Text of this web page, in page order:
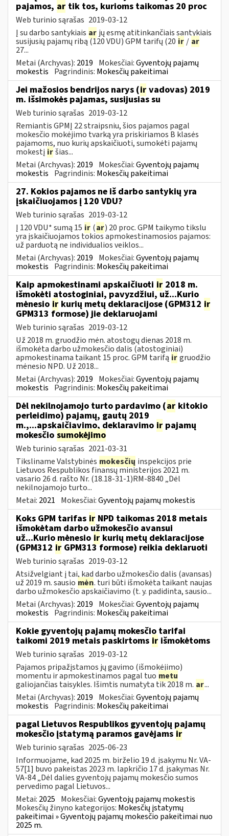
pajamos, ar tik tos, kurioms taikomas 20 proc
Web turinio sąrašas 2019-03-12
Į su darbo santykiais ar jų esmę atitinkančiais santykiais
susijusių pajamų ribą (120 VDU) GPM tarifų (20 ir / ar
27...
Metai (Archyvas): 2019 Mokesčiai:Gyventojų pajamų
mokestis Pagrindinis: Mokesčių pakeitimai
Jei mažosios bendrijos narys (ir vadovas) 2019
m. išsimokės pajamas, susijusias su
Web turinio sąrašas 2019-03-12
Remiantis GPMĮ 22 straipsniu, šios pajamos pagal
mokesčio mokėjimo tvarką yra priskiriamos B klasės
pajamoms, nuo kurių apskaičiuoti, sumokėti pajamų
mokestį iršias...
Metai (Archyvas): 2019 Mokesčiai:Gyventojų pajamų
mokestis Pagrindinis: Mokesčių pakeitimai
27. Kokios pajamos ne iš darbo santykių yra
įskaičiuojamos į 120 VDU?
Web turinio sąrašas 2019-03-12
Į 120 VDU* sumą 15 ir (ar) 20 proc. GPM taikymo tikslu
yra įskaičiuojamos tokios apmokestinamosios pajamos:
už parduotą ne individualios veiklos...
Metai (Archyvas): 2019 Mokesčiai:Gyventojų pajamų
mokestis Pagrindinis: Mokesčių pakeitimai
Kaip apmokestinami apskaičiuoti ir 2018 m.
išmokėti atostoginiai, pavyzdžiui, už...Kurio
mėnesio ir kurių metų deklaracijose (GPM312 ir
GPM313 formose) jie deklaruojami
Web turinio sąrašas 2019-03-12
Už 2018 m. gruodžio mėn. atostogų dienas 2018 m.
išmokėta darbo užmokesčio dalis (atostoginiai)
apmokestinama taikant 15 proc. GPM tarifą irgruodžio
mėnesio NPD. Už 2018...
Metai (Archyvas): 2019 Mokesčiai:Gyventojų pajamų
mokestis Pagrindinis: Mokesčių pakeitimai
Dėl nekilnojamojo turto pardavimo (ar kitokio
perleidimo) pajamų, gautų 2019
m.,...apskaičiavimo, deklaravimo ir pajamų
mokesčio sumokėjimo
Web turinio sąrašas 2021-03-31
Tiksliname Valstybinės mokesčių inspekcijos prie
Lietuvos Respublikos finansų ministerijos 2021 m.
vasario 26 d. rašto Nr. (18.18-31-1)RM-8840 „Dėl
nekilnojamojo turto...
Metai: 2021 Mokesčiai:Gyventojų pajamų mokestis
Koks GPM tarifas ir NPD taikomas 2018 metais
išmokėtam darbo užmokesčio avansui
už...Kurio mėnesio ir kurių metų deklaracijose
(GPM312 ir GPM313 formose) reikia deklaruoti
Web turinio sąrašas 2019-03-12
Atsižvelgiant į tai, kad darbo užmokesčio dalis (avansas)
už 2019 m. sausio mėn. turi būti išmokėta taikant naujas
darbo užmokesčio apskaičiavimo (t. y. padidinta, sausio...
Metai (Archyvas): 2019 Mokesčiai:Gyventojų pajamų
mokestis Pagrindinis: Mokesčių pakeitimai
Kokie gyventojų pajamų mokesčio tarifai
taikomi 2019 metais paskirtoms ir išmokėtoms
Web turinio sąrašas 2019-03-12
Pajamos pripažįstamos jų gavimo (išmokėjimo)
momentu ir apmokestinamos pagal tuo metu
galiojančias taisykles. Išimtis numatyta tik 2018 m. ar...
Metai (Archyvas): 2019 Mokesčiai:Gyventojų pajamų
mokestis Pagrindinis: Mokesčių pakeitimai
pagal Lietuvos Respublikos gyventojų pajamų
mokesčio įstatymą paramos gavėjams ir
Web turinio sąrašas 2025-06-23
Informuojame, kad 2025 m. birželio 19 d. įsakymu Nr. VA-
57[1] buvo pakeistas 2023 m. lapkričio 17 d. įsakymas Nr.
VA-84 „Dėl dalies gyventojų pajamų mokesčio sumos
pervedimo pagal Lietuvos...
Metai: 2025 Mokesčiai:Gyventojų pajamų mokestis
Mokesčių žinyno kategorijos: Mokesčių įstatymų
pakeitimai » Gyventojų pajamų mokesčio pakeitimai nuo
2025 m.